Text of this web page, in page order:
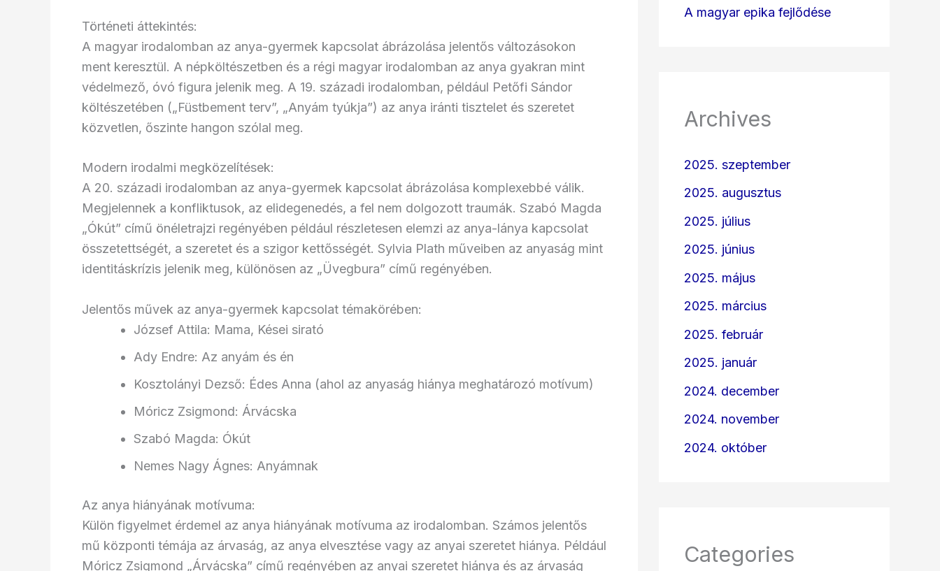
Történeti áttekintés:
A magyar irodalomban az anya-gyermek kapcsolat ábrázolása jelentős változásokon
ment keresztül. A népköltészetben és a régi magyar irodalomban az anya gyakran mint
védelmező, óvó figura jelenik meg. A 19. századi irodalomban, például Petőfi Sándor
költészetében („Füstbement terv”, „Anyám tyúkja”) az anya iránti tisztelet és szeretet
közvetlen, őszinte hangon szólal meg.
Modern irodalmi megközelítések:
A 20. századi irodalomban az anya-gyermek kapcsolat ábrázolása komplexebbé válik.
Megjelennek a konfliktusok, az elidegenedés, a fel nem dolgozott traumák. Szabó Magda
„Ókút” című önéletrajzi regényében például részletesen elemzi az anya-lánya kapcsolat
összetettségét, a szeretet és a szigor kettősségét. Sylvia Plath műveiben az anyaság mint
identitáskrízis jelenik meg, különösen az „Üvegbura” című regényében.
Jelentős művek az anya-gyermek kapcsolat témakörében:
József Attila: Mama, Kései sirató
Ady Endre: Az anyám és én
Kosztolányi Dezső: Édes Anna (ahol az anyaság hiánya meghatározó motívum)
Móricz Zsigmond: Árvácska
Szabó Magda: Ókút
Nemes Nagy Ágnes: Anyámnak
Az anya hiányának motívuma:
Külön figyelmet érdemel az anya hiányának motívuma az irodalomban. Számos jelentős
mű központi témája az árvaság, az anya elvesztése vagy az anyai szeretet hiánya. Például
Móricz Zsigmond „Árvácska” című regényében az anyai szeretet hiánya és az árvaság
A magyar epika fejlődése
Archives
2025. szeptember
2025. augusztus
2025. július
2025. június
2025. május
2025. március
2025. február
2025. január
2024. december
2024. november
2024. október
Categories